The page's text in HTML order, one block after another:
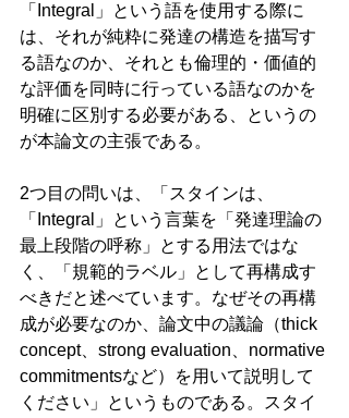
「Integral」という語を使用する際に
は、それが純粋に発達の構造を描写す
る語なのか、それとも倫理的・価値的
な評価を同時に行っている語なのかを
明確に区別する必要がある、というの
が本論文の主張である。
2つ目の問いは、「スタインは、
「Integral」という言葉を「発達理論の
最上段階の呼称」とする用法ではな
く、「規範的ラベル」として再構成す
べきだと述べています。なぜその再構
成が必要なのか、論文中の議論（thick
concept、strong evaluation、normative
commitmentsなど）を用いて説明して
ください」というものである。スタイ